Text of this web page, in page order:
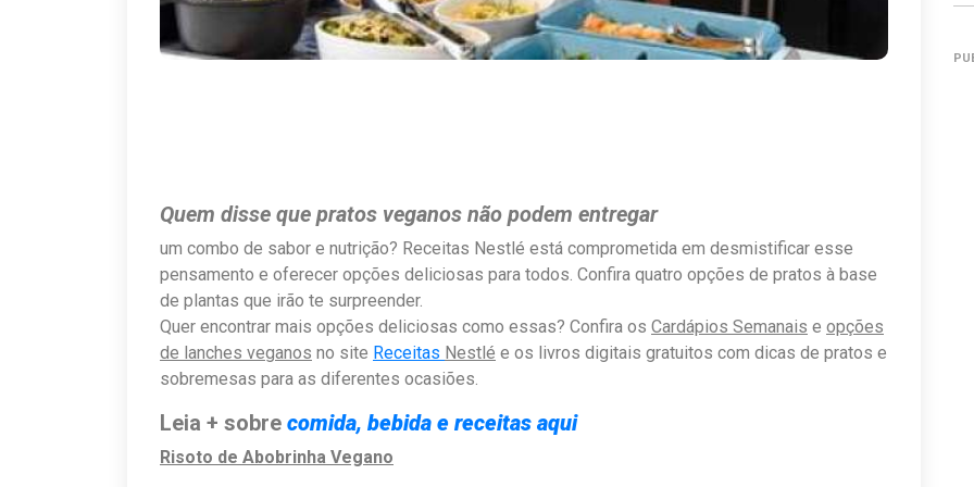
Quem disse que pratos veganos não podem entregar
um combo de sabor e nutrição? Receitas Nestlé está comprometida em desmistificar esse
pensamento e oferecer opções deliciosas para todos. Confira quatro opções de pratos à base
de plantas que irão te surpreender.
Quer encontrar mais opções deliciosas como essas? Confira os Cardápios Semanais e opções
de lanches veganos no site Receitas Nestlé e os livros digitais gratuitos com dicas de pratos e
sobremesas para as diferentes ocasiões.
Leia + sobre comida, bebida e receitas aqui
Risoto de Abobrinha Vegano